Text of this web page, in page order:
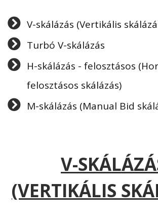
V-skálázás (Vertikális
Turbó V-skálázás
H-skálázás - felosztásos
felosztásos skálázás)
M-skálázás (Manual Bid
V-
(VERTIKÁLIS